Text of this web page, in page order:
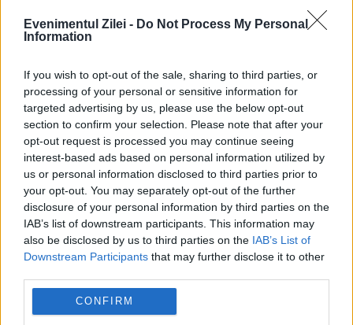
Evenimentul Zilei - Do Not Process My Personal
Information
If you wish to opt-out of the sale, sharing to third parties, or
processing of your personal or sensitive information for
targeted advertising by us, please use the below opt-out
section to confirm your selection. Please note that after your
opt-out request is processed you may continue seeing
interest-based ads based on personal information utilized by
us or personal information disclosed to third parties prior to
your opt-out. You may separately opt-out of the further
disclosure of your personal information by third parties on the
IAB’s list of downstream participants. This information may
also be disclosed by us to third parties on the IAB’s List of
Downstream Participants that may further disclose it to other
CONFIRM
INTERNATIONAL
Facturi astronomice primite de clienții
Amazon. Mai mulți utilizatori s-au trezit cu
datorii de până la 1,5 trilioane de dolari